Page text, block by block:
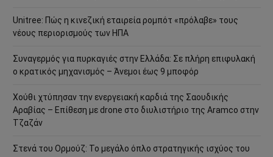
Unitree: Πώς η κινεζική εταιρεία ρομπότ «πρόλαβε» τους
νέους περιορισμούς των ΗΠΑ
Συναγερμός για πυρκαγιές στην Ελλάδα: Σε πλήρη επιφυλακή
ο κρατικός μηχανισμός – Άνεμοι έως 9 μποφόρ
Χούθι χτύπησαν την ενεργειακή καρδιά της Σαουδικής
Αραβίας – Επίθεση με drone στο διυλιστήριο της Aramco στην
Τζαζάν
Στενά του Ορμούζ: Το μεγάλο όπλο στρατηγικής ισχύος του